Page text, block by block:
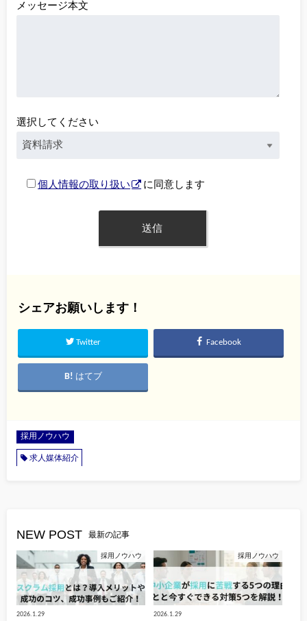
メッセージ本文
選択してください
個人情報の取り扱い に同意します
シェアお願いします！
Twitter Facebook
はてブ
採用ノウハウ
求人媒体紹介
NEW POST 最新の記事
採用ノウハウ
2026.1.29
採用ノウハウ
2026.1.29